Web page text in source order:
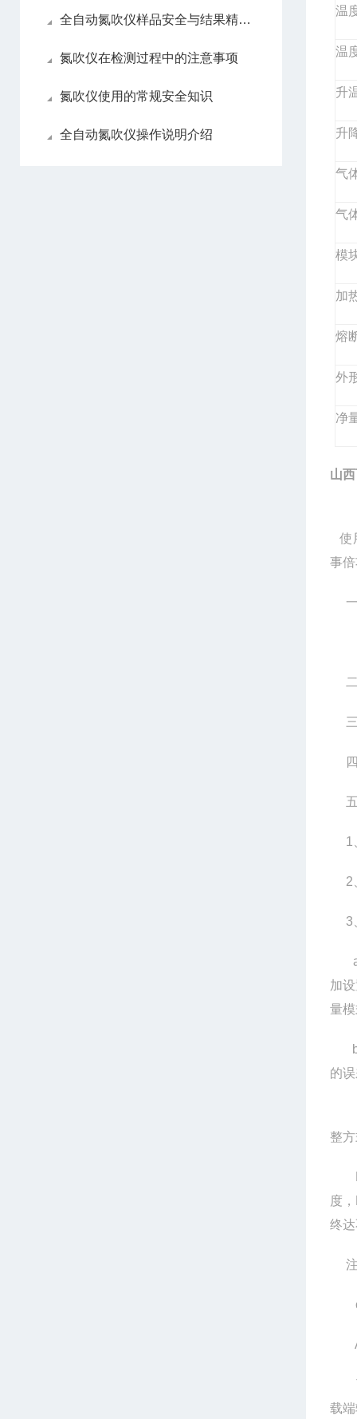
全自动氮吹仪样品安全与结果精准性
氮吹仪在检测过程中的注意事项
氮吹仪使用的常规安全知识
全自动氮吹仪操作说明介绍
温
温
升
升
气
气
模
加
熔
外
净
山
使
事
1
2
3
加
量
的
整
度，
终
载